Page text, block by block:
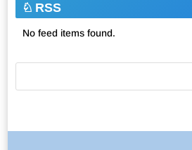
RSS
No feed items found.